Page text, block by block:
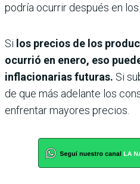
podría ocurrir después en
Si los precios de los
ocurrió en enero, eso
inflacionarias futuras. Si
de que más adelante los
enfrentar mayores precios.